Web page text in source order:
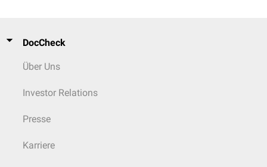
DocCheck
Über Uns
Investor Relations
Presse
Karriere